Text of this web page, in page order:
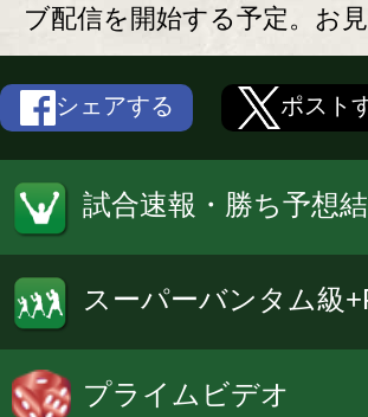
ブ配信を開始する予定。お
シェアする ポスト
試合速報・勝ち予想
スーパーバンタム級
プライムビデオ